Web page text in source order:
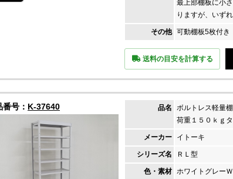
最上部棚板に小
りますが、いず
その他 可動棚板5枚付き
送料の目安を計算する
番号： K-37640 品名
ボルトレス軽量
荷重１５０ｋｇ
メーカー イトーキ
シリーズ名 ＲＬ型
色・素材 ホワイトグレー